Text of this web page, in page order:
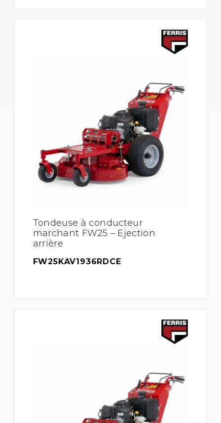
Tondeuse à conducteur
marchant FW25 – Ejection
arrière
FW25KAV1936RDCE